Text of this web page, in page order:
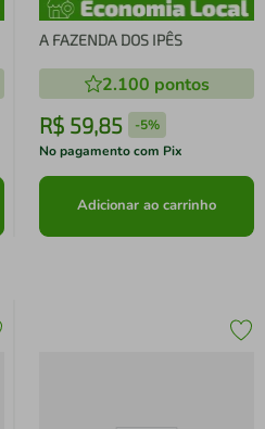
A FAZENDA DOS IPÊS
2.100 pontos
R$ 59,85 -5%
No pagamento com Pix
Adicionar ao carrinho